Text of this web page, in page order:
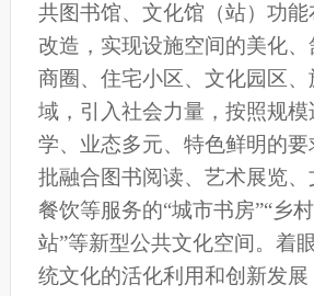
共图书馆、文化馆（站）功
改造，实现设施空间的美化
商圈、住宅小区、文化园区、
域，引入社会力量，按照规
学、业态多元、特色鲜明的
批融合图书阅读、艺术展览
餐饮等服务的“城市书房”“乡
站”等新型公共文化空间。着
统文化的活化利用和创新发